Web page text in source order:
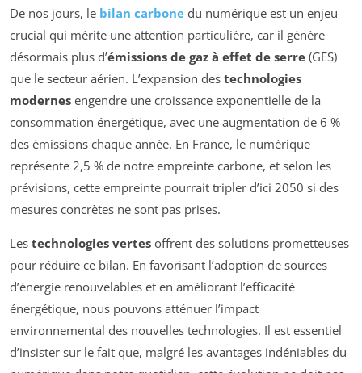
De nos jours, le bilan carbone du numérique est un enjeu
crucial qui mérite une attention particulière, car il génère
désormais plus d’émissions de gaz à effet de serre (GES)
que le secteur aérien. L’expansion des technologies
modernes engendre une croissance exponentielle de la
consommation énergétique, avec une augmentation de 6 %
des émissions chaque année. En France, le numérique
représente 2,5 % de notre empreinte carbone, et selon les
prévisions, cette empreinte pourrait tripler d’ici 2050 si des
mesures concrètes ne sont pas prises.
Les technologies vertes offrent des solutions prometteuses
pour réduire ce bilan. En favorisant l’adoption de sources
d’énergie renouvelables et en améliorant l’efficacité
énergétique, nous pouvons atténuer l’impact
environnemental des nouvelles technologies. Il est essentiel
d’insister sur le fait que, malgré les avantages indéniables du